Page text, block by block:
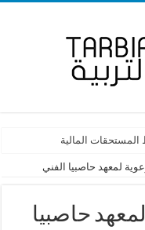
المالية
لمعهد حاصبيا الفني
حاصبيا